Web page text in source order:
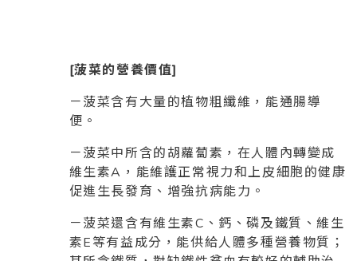
[菠菜的營養價值]
－菠菜含有大量的植物粗纖維，能通腸導
便。
－菠菜中所含的胡蘿蔔素，在人體內轉變成
維生素A，能維護正常視力和上皮細胞的健康
促進生長發育、增強抗病能力。
－菠菜還含有維生素C、鈣、磷及鐵質、維生
素E等有益成分，能供給人體多種營養物質；